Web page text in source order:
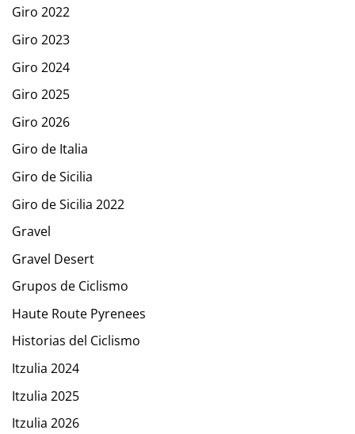
Giro 2022
Giro 2023
Giro 2024
Giro 2025
Giro 2026
Giro de Italia
Giro de Sicilia
Giro de Sicilia 2022
Gravel
Gravel Desert
Grupos de Ciclismo
Haute Route Pyrenees
Historias del Ciclismo
Itzulia 2024
Itzulia 2025
Itzulia 2026